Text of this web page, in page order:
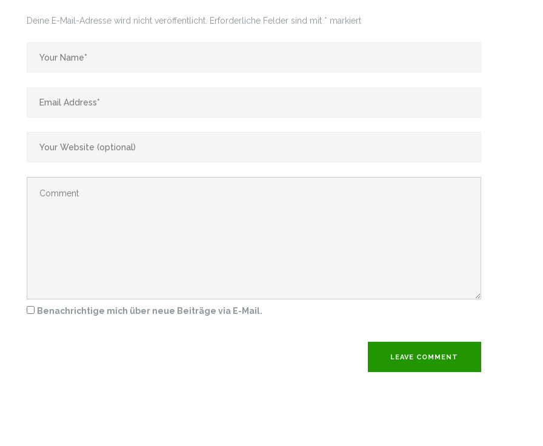
Deine E-Mail-Adresse wird nicht veröffentlicht. Erforderliche Felder sind mit * markiert
Benachrichtige mich über neue Beiträge via E-Mail.